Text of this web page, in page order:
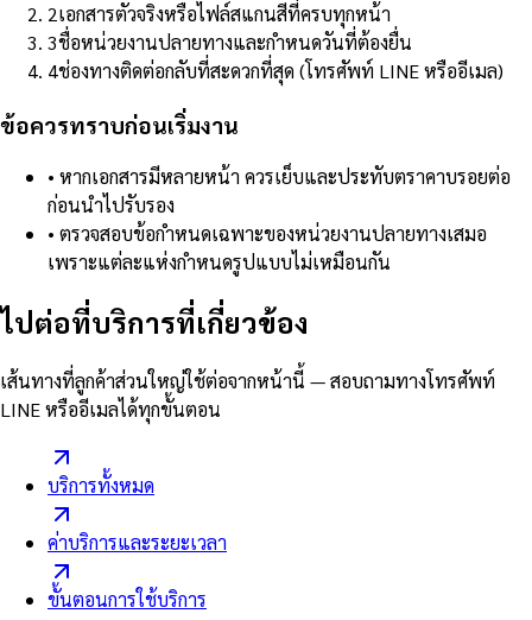
2เอกสารตัวจริงหรือไฟล์สแกนสีที่ครบทุกหน้า
3ชื่อหน่วยงานปลายทางและกำหนดวันที่ต้องยื่น
4ช่องทางติดต่อกลับที่สะดวกที่สุด (โทรศัพท์ LINE หรืออีเมล)
ข้อควรทราบก่อนเริ่มงาน
• หากเอกสารมีหลายหน้า ควรเย็บและประทับตราคาบรอยต่อ
ก่อนนำไปรับรอง
• ตรวจสอบข้อกำหนดเฉพาะของหน่วยงานปลายทางเสมอ
เพราะแต่ละแห่งกำหนดรูปแบบไม่เหมือนกัน
ไปต่อที่บริการที่เกี่ยวข้อง
เส้นทางที่ลูกค้าส่วนใหญ่ใช้ต่อจากหน้านี้ — สอบถามทางโทรศัพท์
LINE หรืออีเมลได้ทุกขั้นตอน
บริการทั้งหมด
ค่าบริการและระยะเวลา
ขั้นตอนการใช้บริการ